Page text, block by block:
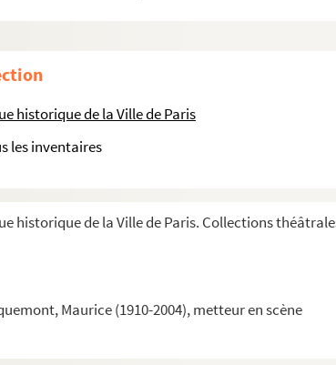
historique de la Ville de Paris
les inventaires
historique de la Ville de Paris. Collections
Maurice (1910-2004), metteur en scène
Lettre à Maurice Jacquemont